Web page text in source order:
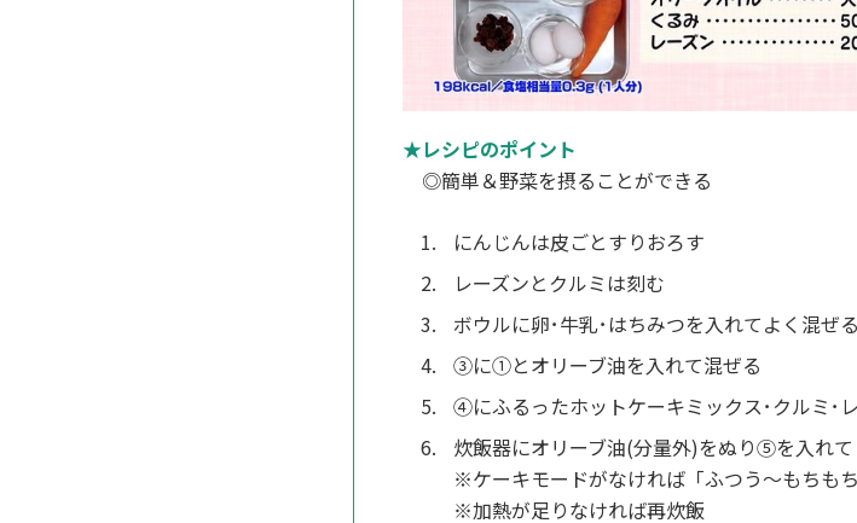
★レシピのポイント
◎簡単＆野菜を摂ることができる
にんじんは皮ごとすりおろす
レーズンとクルミは刻む
ボウルに卵･牛乳･はちみつを入れてよく混ぜる
③に①とオリーブ油を入れて混ぜる
④にふるったホットケーキミックス･クルミ･
炊飯器にオリーブ油(分量外)をぬり⑤を入れ
※ケーキモードがなければ「ふつう～もちも
※加熱が足りなければ再炊飯